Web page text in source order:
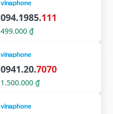
094.1985.111
499.000 ₫
0941.20.7070
1.500.000 ₫